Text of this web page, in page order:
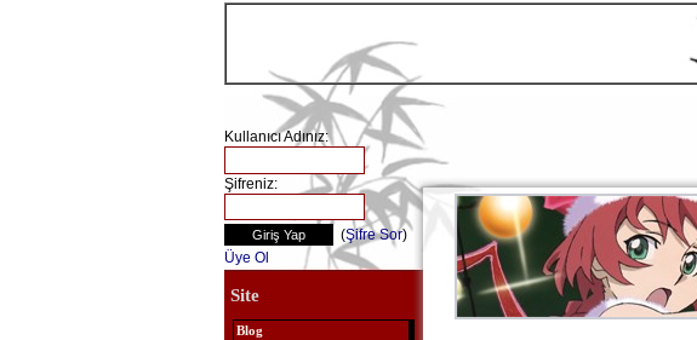
Kullanıcı Adınız:
Şifreniz:
(Şifre Sor)
Üye Ol
Site
Blog